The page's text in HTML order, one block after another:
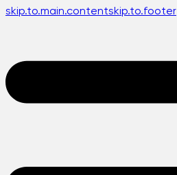
skip.to.main.contentskip.to.footer